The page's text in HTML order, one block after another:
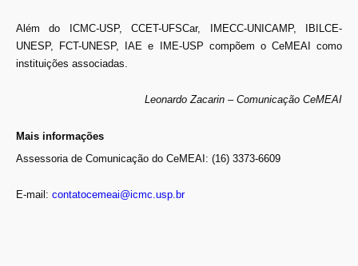
Além do ICMC-USP, CCET-UFSCar, IMECC-UNICAMP, IBILCE-
UNESP, FCT-UNESP, IAE e IME-USP compõem o CeMEAI como
instituições associadas.
Leonardo Zacarin – Comunicação CeMEAI
Mais informações
Assessoria de Comunicação do CeMEAI: (16) 3373-6609
E-mail: contatocemeai@icmc.usp.br